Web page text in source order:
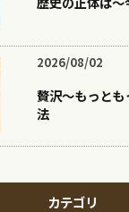
2026/08/02
贅沢〜もっと
法
カテゴリ